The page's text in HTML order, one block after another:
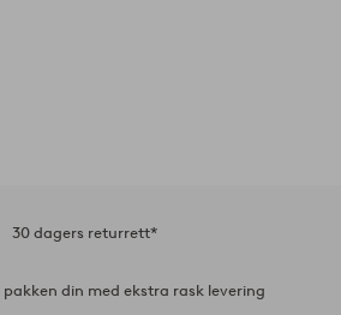
30 dagers returrett*
pakken din med ekstra rask levering